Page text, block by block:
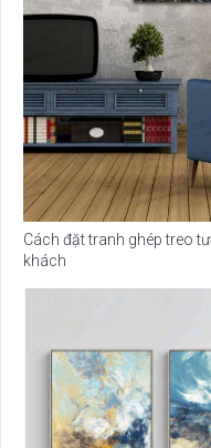
Cách đặt tranh ghép treo
khách